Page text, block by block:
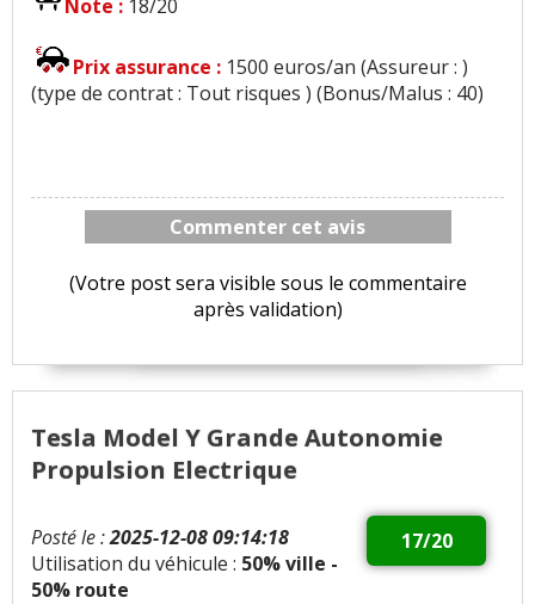
Note : 18/20
Prix assurance : 1500 euros/an (Assureur : )
(type de contrat : Tout risques ) (Bonus/Malus : 40)
Commenter cet avis
(Votre post sera visible sous le commentaire
après validation)
Tesla Model Y Grande Autonomie
Propulsion Electrique
17/20
Posté le :2025-12-08 09:14:18
Utilisation du véhicule : 50% ville -
50% route